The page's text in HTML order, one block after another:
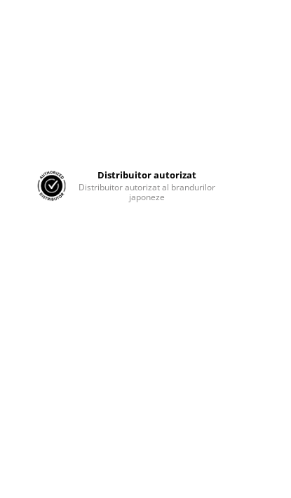
Distribuitor autorizat
Distribuitor autorizat al brandurilor
japoneze